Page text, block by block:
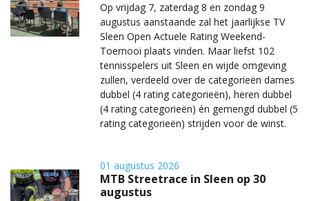
Op vrijdag 7, zaterdag 8 en zondag 9
augustus aanstaande zal het jaarlijkse TV
Sleen Open Actuele Rating Weekend-
Toernooi plaats vinden. Maar liefst 102
tennisspelers uit Sleen en wijde omgeving
zullen, verdeeld over de categorieën dames
dubbel (4 rating categorieën), heren dubbel
(4 rating categorieën) én gemengd dubbel (5
rating categorieën) strijden voor de winst.
01 augustus 2026
MTB Streetrace in Sleen op 30
augustus